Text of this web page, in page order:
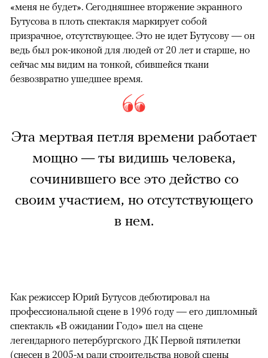
«меня не будет». Сегодняшнее вторжение экранного
Бутусова в плоть спектакля маркирует собой
призрачное, отсутствующее. Это не идет Бутусову — он
ведь был рок-иконой для людей от 20 лет и старше, но
сейчас мы видим на тонкой, сбившейся ткани
безвозвратно ушедшее время.
Эта мертвая петля времени работает
мощно — ты видишь человека,
сочинившего все это действо со
своим участием, но отсутствующего
в нем.
Как режиссер Юрий Бутусов дебютировал на
профессиональной сцене в 1996 году — его дипломный
спектакль «В ожидании Годо» шел на сцене
легендарного петербургского ДК Первой пятилетки
(снесен в 2005-м ради строительства новой сцены